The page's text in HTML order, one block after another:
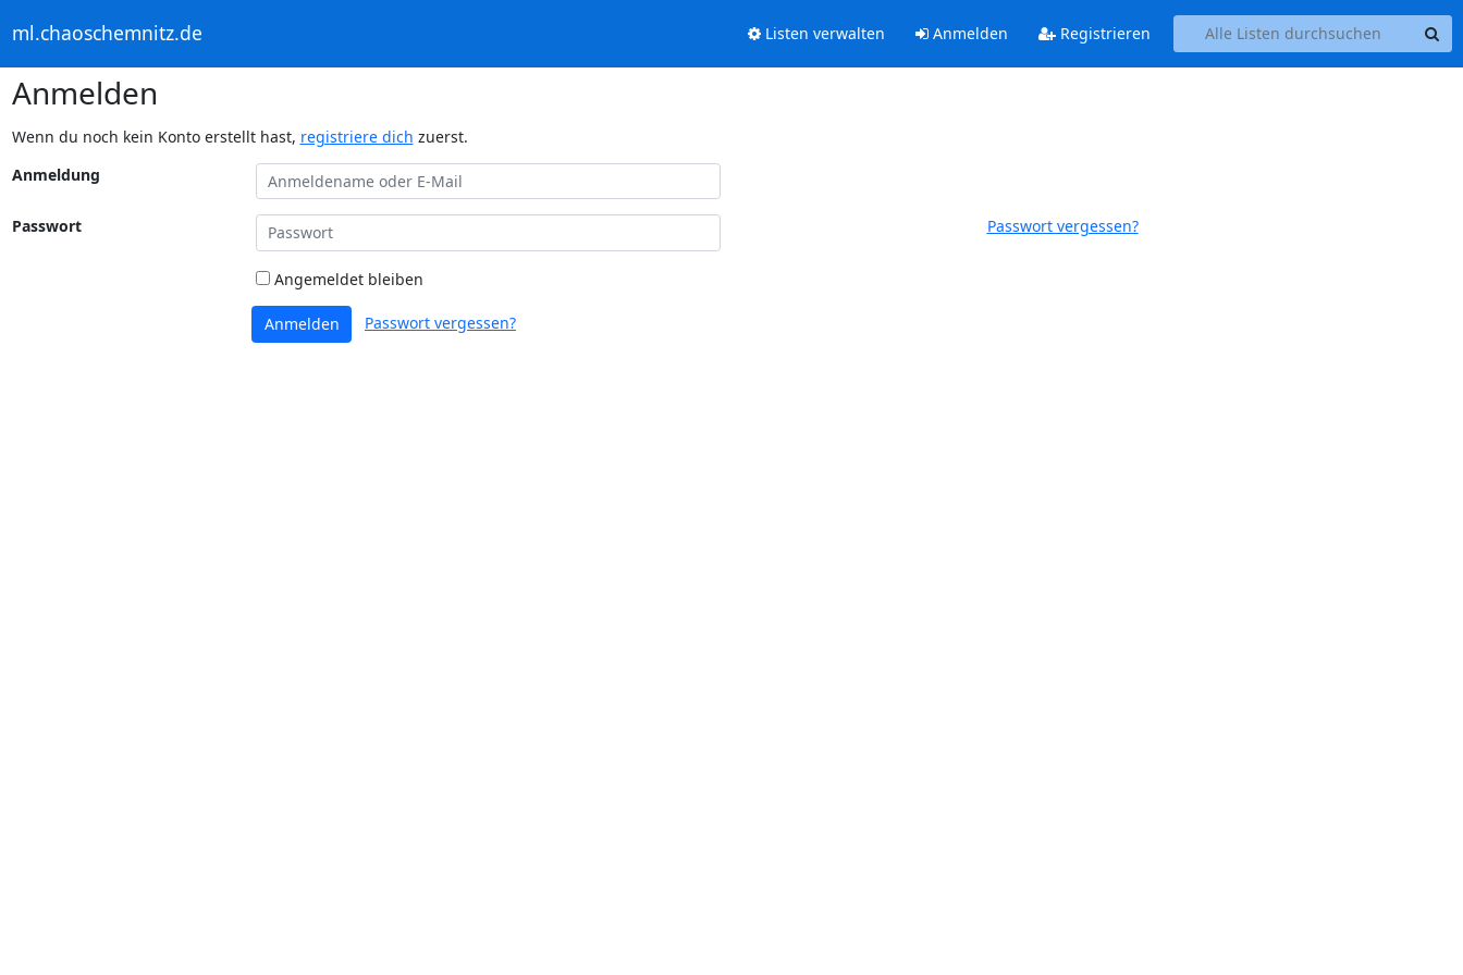
ml.chaoschemnitz.de Listen verwalten Anmelden Registrieren
Anmelden
Wenn du noch kein Konto erstellt hast, registriere dich zuerst.
Anmeldung
Passwort Passwort vergessen?
Angemeldet bleiben
Anmelden Passwort vergessen?